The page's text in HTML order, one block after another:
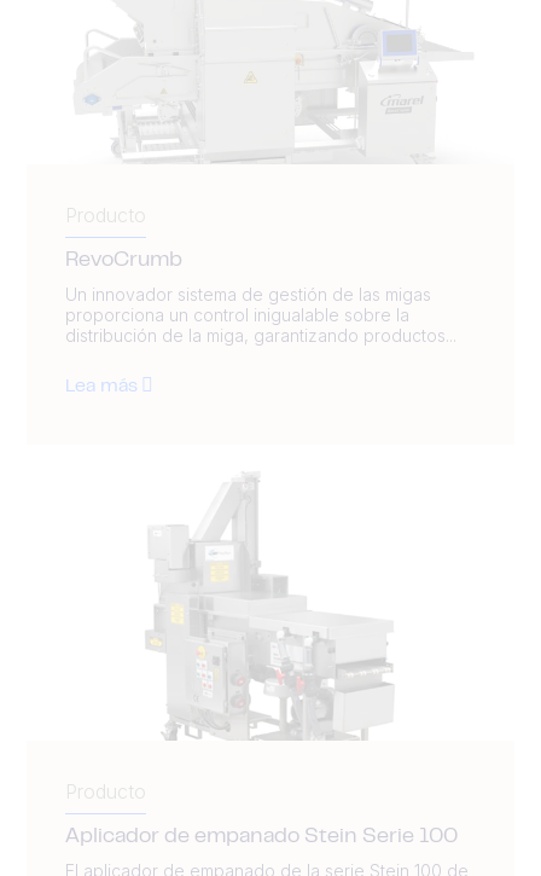
Producto
RevoCrumb
Un innovador sistema de gestión de las migas
proporciona un control inigualable sobre la
distribución de la miga, garantizando productos...
Lea más
Producto
Aplicador de empanado Stein Serie 100
El aplicador de empanado de la serie Stein 100 de